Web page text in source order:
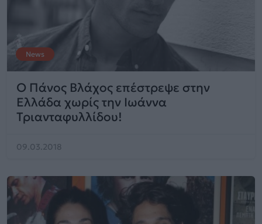
News
Ο Πάνος Βλάχος επέστρεψε στην
Ελλάδα χωρίς την Ιωάννα
Τριανταφυλλίδου!
09.03.2018